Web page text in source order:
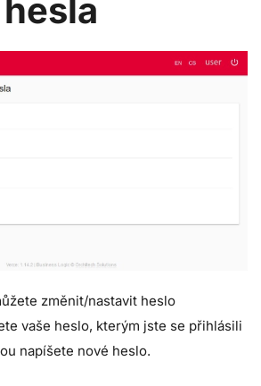
změnit/nastavit heslo
vaše heslo, kterým jste se přihlásili
napíšete nové heslo.